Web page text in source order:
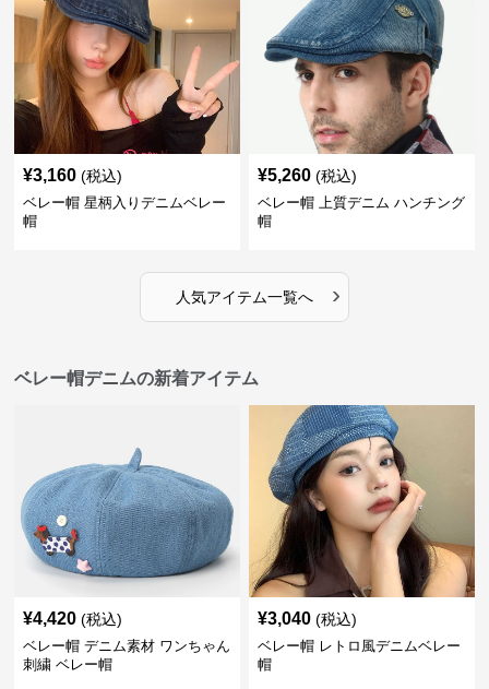
¥3,160 (税込)
ベレー帽 星柄入りデニムベレー
帽
¥5,260 (税込)
ベレー帽 上質デニム ハンチング
帽
人気アイテム一覧へ ›
ベレー帽デニムの新着アイテム
¥4,420 (税込)
ベレー帽 デニム素材 ワンちゃん
刺繍 ベレー帽
¥3,040 (税込)
ベレー帽 レトロ風デニムベレー
帽